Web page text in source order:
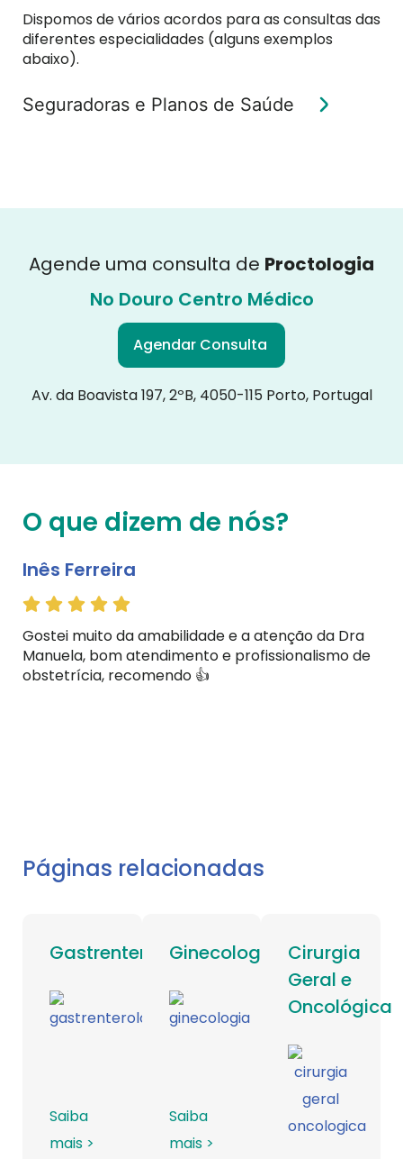
Dispomos de vários acordos para as consultas das
diferentes especialidades (alguns exemplos
abaixo).
Seguradoras e Planos de Saúde
Agende uma consulta de Proctologia
No Douro Centro Médico
Agendar Consulta
Av. da Boavista 197, 2ºB, 4050-115 Porto, Portugal
O que dizem de nós?
Inês Ferreira
Gostei muito da amabilidade e a atenção da Dra
Manuela, bom atendimento e profissionalismo de
obstetrícia, recomendo 👍
Páginas relacionadas
Gastrenterologia
Saiba
mais >
Ginecologia
Saiba
mais >
Cirurgia
Geral e
Oncológica